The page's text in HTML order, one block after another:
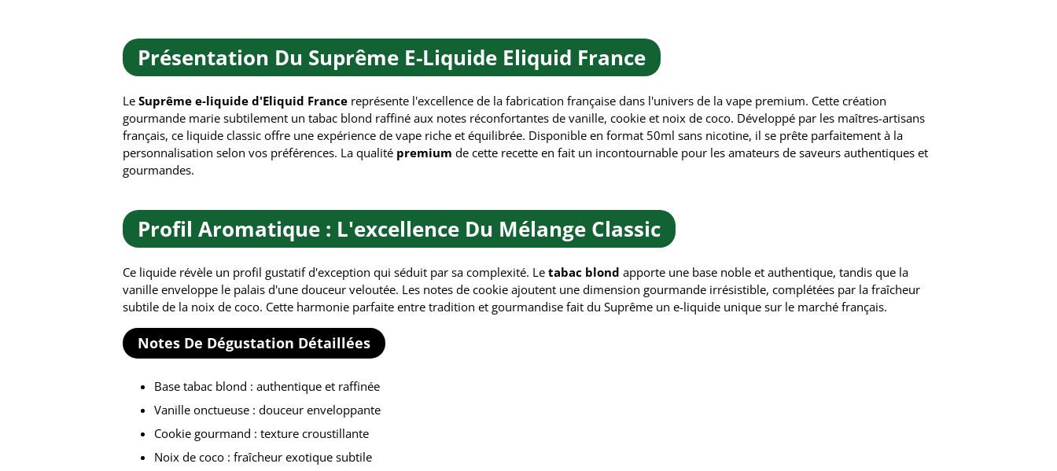
Présentation Du Suprême E-Liquide Eliquid France
LeSuprême e-liquide d'Eliquid France représente l'excellence de la fabrication française dans l'univers de la vape premium. Cette création
gourmande marie subtilement un tabac blond raffiné aux notes réconfortantes de vanille, cookie et noix de coco. Développé par les maîtres-artisans
français, ce liquide classic offre une expérience de vape riche et équilibrée. Disponible en format 50ml sans nicotine, il se prête parfaitement à la
personnalisation selon vos préférences. La qualité premium de cette recette en fait un incontournable pour les amateurs de saveurs authentiques et
gourmandes.
Profil Aromatique : L'excellence Du Mélange Classic
Ce liquide révèle un profil gustatif d'exception qui séduit par sa complexité. Letabac blond apporte une base noble et authentique, tandis que la
vanille enveloppe le palais d'une douceur veloutée. Les notes de cookie ajoutent une dimension gourmande irrésistible, complétées par la fraîcheur
subtile de la noix de coco. Cette harmonie parfaite entre tradition et gourmandise fait du Suprême un e-liquide unique sur le marché français.
Notes De Dégustation Détaillées
Base tabac blond : authentique et raffinée
Vanille onctueuse : douceur enveloppante
Cookie gourmand : texture croustillante
Noix de coco : fraîcheur exotique subtile